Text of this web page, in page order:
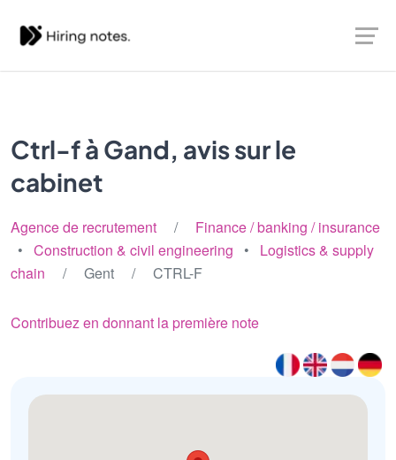
Ctrl-f à Gand, avis sur le
cabinet
Agence de recrutement / Finance / banking / insurance
• Construction & civil engineering • Logistics & supply
chain / Gent / CTRL-F
Contribuez en donnant la première note